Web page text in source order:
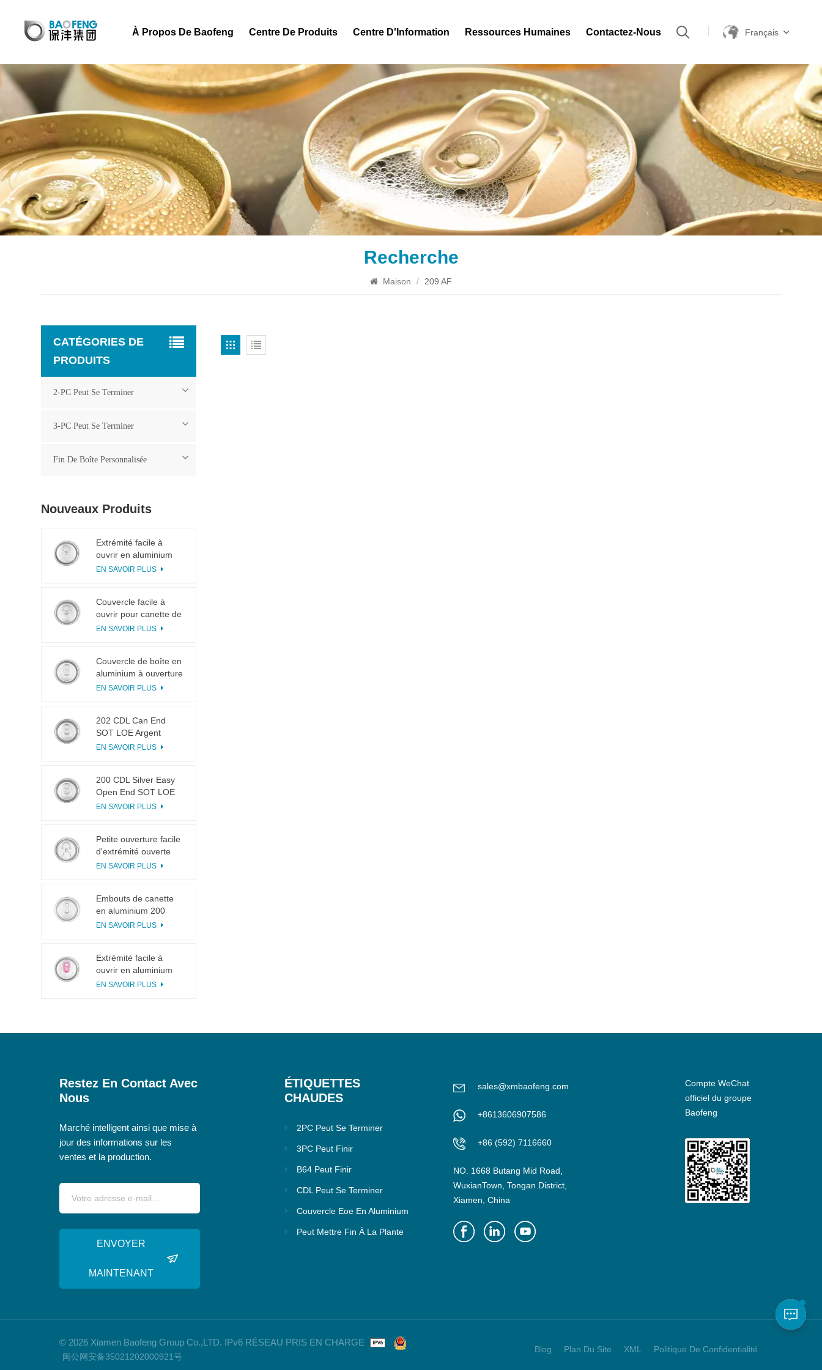
À Propos De Baofeng Centre De Produits Centre D'Information Ressources Humaines Contactez-Nous Français
Recherche
Maison / 209 AF
CATÉGORIES DE
PRODUITS
2-PC Peut Se Terminer
3-PC Peut Se Terminer
Fin De Boîte Personnalisée
Nouveaux Produits
Extrémité facile à
ouvrir en aluminium
200 B64 RPT LOE
EN SAVOIR PLUS
Couvercle facile à
ouvrir pour canette de
boisson 200 B64 RPT
EN SAVOIR PLUS
Couvercle de boîte en
aluminium à ouverture
facile 200 B64 SOT
EN SAVOIR PLUS
202 CDL Can End
SOT LOE Argent
Léger EOE
EN SAVOIR PLUS
200 CDL Silver Easy
Open End SOT LOE
Epoxy
EN SAVOIR PLUS
Petite ouverture facile
d'extrémité ouverte
d'extrémité ouverte de
le jus de fruit
EN SAVOIR PLUS
Embouts de canette
en aluminium 200
SOT en 3 pièces pour
boissons
EN SAVOIR PLUS
Extrémité facile à
ouvrir en aluminium
incisée avec languette
EN SAVOIR PLUS
Restez En Contact Avec
Nous
Marché intelligent ainsi que mise à
jour des informations sur les
ventes et la production.
ENVOYER
MAINTENANT
ÉTIQUETTES
CHAUDES
2PC Peut Se Terminer
3PC Peut Finir
B64 Peut Finir
CDL Peut Se Terminer
Couvercle Eoe En Aluminium
Peut Mettre Fin À La Plante
sales@xmbaofeng.com
+8613606907586
+86 (592) 7116660
NO. 1668 Butang Mid Road,
WuxianTown, Tongan District,
Xiamen, China
Compte WeChat
officiel du groupe
Baofeng
© 2026 Xiamen Baofeng Group Co.,LTD. IPv6 RÉSEAU PRIS EN CHARGE
闽公网安备35021202000921号
Blog Plan Du Site XML Politique De Confidentialité